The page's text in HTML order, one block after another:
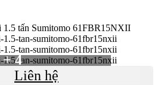
+ 4
Liên hệ